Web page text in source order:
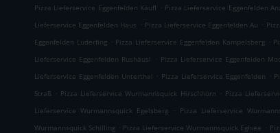
Pizza Lieferservice Eggenfelden Käufl . Pizza Lieferservice Eggenfelden
Lieferservice Eggenfelden Haus . Pizza Lieferservice Eggenfelden Au .
Eggenfelden Luderfing . Pizza Lieferservice Eggenfelden Kampelsberg .
Lieferservice Eggenfelden Rushäusl
. Pizza Lieferservice Eggenfelden
Lieferservice Eggenfelden Unterthal . Pizza Lieferservice Eggenfelden .
Straß . Pizza Lieferservice Wurmannsquick Hirschhorn . Pizza
Lieferservice Wurmannsquick Egelsberg
. Pizza Lieferservice
Wurmannsquick Schilling . Pizza Lieferservice Wurmannsquick Eglsee .